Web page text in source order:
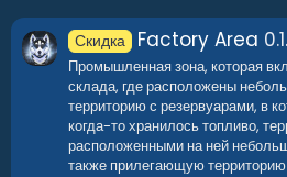
Скидка Factory Area
Промышленная зона, которая
склада, где расположены
территорию с резервуарами, в
когда-то хранилось топливо,
расположенными на ней
также прилегающую территорию